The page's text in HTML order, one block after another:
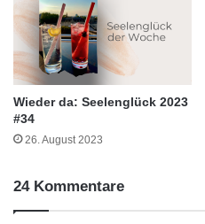
Wieder da: Seelenglück 2023
#34
26. August 2023
24 Kommentare